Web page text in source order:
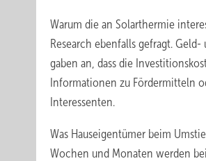
Warum die an Solarthermie
Research ebenfalls gefragt.
gaben an, dass die
Informationen zu Fördermitteln
Interessenten.
Was Hauseigentümer beim
Wochen und Monaten werden